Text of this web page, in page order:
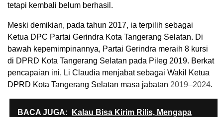
tetapi kembali belum berhasil.
Meski demikian, pada tahun 2017, ia terpilih sebagai
Ketua DPC Partai Gerindra Kota Tangerang Selatan. Di
bawah kepemimpinannya, Partai Gerindra meraih 8 kursi
di DPRD Kota Tangerang Selatan pada Pileg 2019. Berkat
pencapaian ini, Li Claudia menjabat sebagai Wakil Ketua
DPRD Kota Tangerang Selatan masa jabatan 2019–2024.
BACA JUGA:
Kalau Bisa Kirim Rilis, Mengapa